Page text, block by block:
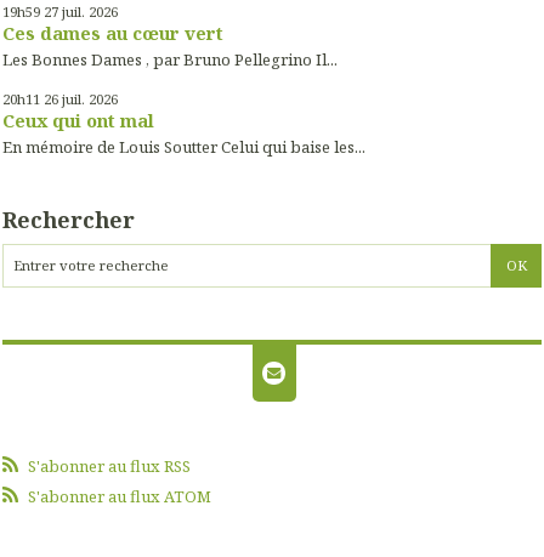
19h59 27 juil. 2026
Ces dames au cœur vert
Les Bonnes Dames , par Bruno Pellegrino Il...
20h11 26 juil. 2026
Ceux qui ont mal
En mémoire de Louis Soutter Celui qui baise les...
Rechercher
S'abonner au flux RSS
S'abonner au flux ATOM